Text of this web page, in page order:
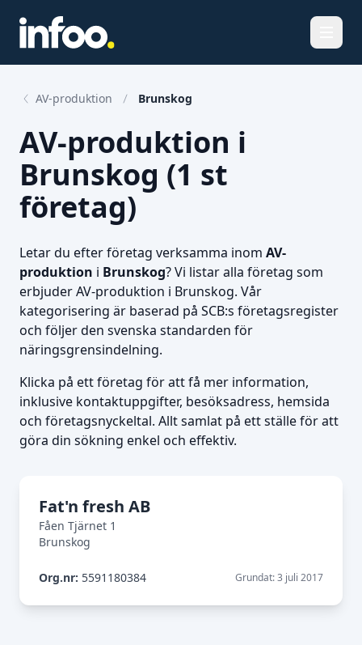
AV-produktion Brunskog
AV-produktion i
Brunskog (1 st
företag)
Letar du efter företag verksamma inom AV-
produktion i Brunskog? Vi listar alla företag som
erbjuder AV-produktion i Brunskog. Vår
kategorisering är baserad på SCB:s företagsregister
och följer den svenska standarden för
näringsgrensindelning.
Klicka på ett företag för att få mer information,
inklusive kontaktuppgifter, besöksadress, hemsida
och företagsnyckeltal. Allt samlat på ett ställe för att
göra din sökning enkel och effektiv.
Fat'n fresh AB
Fåen Tjärnet 1
Brunskog
Org.nr: 5591180384 Grundat: 3 juli 2017